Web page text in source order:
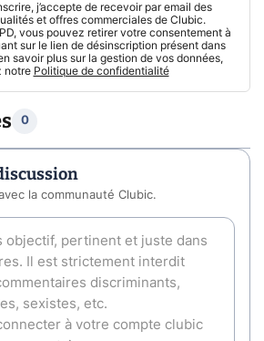
j’accepte de recevoir par email des
et offres commerciales de Clubic.
vous pouvez retirer votre consentement à
sur le lien de désinscription présent dans
savoir plus sur la gestion de vos données,
notre Politique de confidentialité
0
la communauté Clubic.